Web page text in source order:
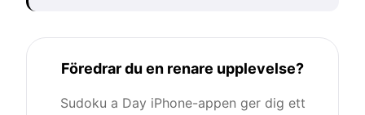
Föredrar du en renare upplevelse?
Sudoku a Day iPhone-appen ger dig ett